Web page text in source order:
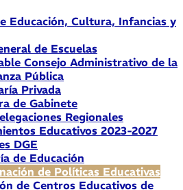
Educación, Cultura, Infancias y
de Escuelas
Consejo Administrativo de la
Pública
Privada
de Gabinete
Regionales
Educativos 2023-2027
DGE
de Educación
de Políticas Educativas
de Centros Educativos de